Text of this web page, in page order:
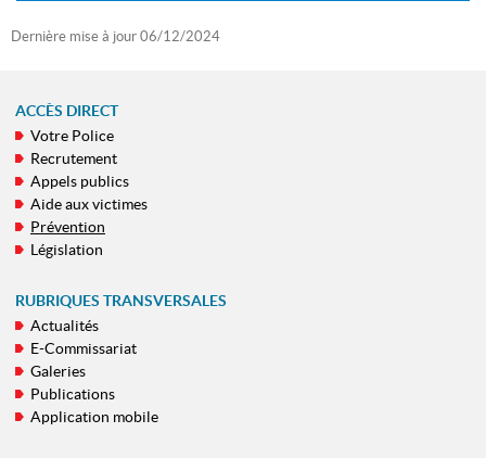
Dernière mise à jour 06/12/2024
MENU
DE
NAVIGATION
ACCÈS DIRECT
Votre Police
Recrutement
Appels publics
Aide aux victimes
Prévention
Législation
RUBRIQUES TRANSVERSALES
Actualités
E-Commissariat
Galeries
Publications
Application mobile